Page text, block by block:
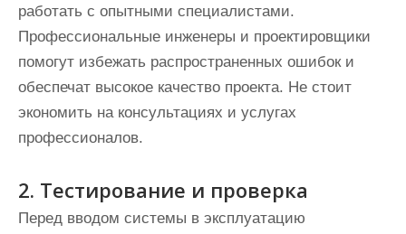
работать с опытными специалистами.
Профессиональные инженеры и проектировщики
помогут избежать распространенных ошибок и
обеспечат высокое качество проекта. Не стоит
экономить на консультациях и услугах
профессионалов.
2. Тестирование и проверка
Перед вводом системы в эксплуатацию